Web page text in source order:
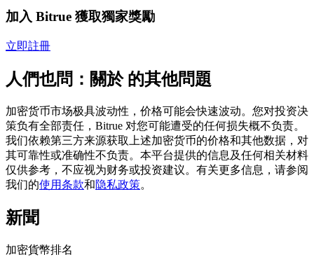
跟單
與頂尖交易專家同行
加入 Bitrue 獲取獨家獎勵
立即註冊
人們也問：關於 的其他問題
加密货币市场极具波动性，价格可能会快速波动。您对投资决
策负有全部责任，Bitrue 对您可能遭受的任何损失概不负责。
我们依赖第三方来源获取上述加密货币的价格和其他数据，对
其可靠性或准确性不负责。本平台提供的信息及任何相关材料
仅供参考，不应视为财务或投资建议。有关更多信息，请参阅
我们的使用条款和隐私政策。
新聞
加密貨幣排名